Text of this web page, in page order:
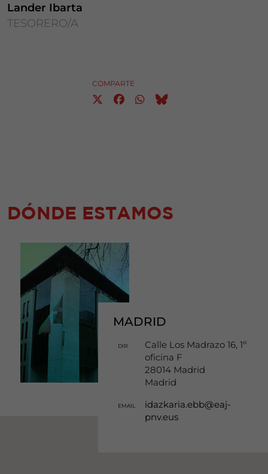
Lander Ibarta
TESORERO/A
COMPARTE
DÓNDE ESTAMOS
MADRID
DIR
Calle Los Madrazo 16, 1º
oficina F
28014 Madrid
Madrid
EMAIL
idazkaria.ebb@eaj-
pnv.eus